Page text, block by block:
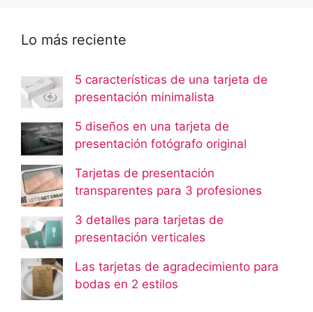
Lo más reciente
5 características de una tarjeta de
presentación minimalista
5 diseños en una tarjeta de
presentación fotógrafo original
Tarjetas de presentación
transparentes para 3 profesiones
3 detalles para tarjetas de
presentación verticales
Las tarjetas de agradecimiento para
bodas en 2 estilos